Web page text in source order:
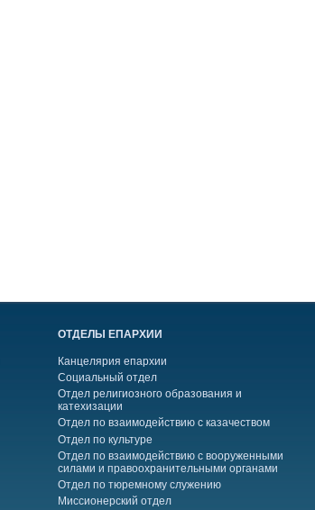
ОТДЕЛЫ ЕПАРХИИ
Канцелярия епархии
Социальный отдел
Отдел религиозного образования и
катехизации
Отдел по взаимодействию с казачеством
Отдел по культуре
Отдел по взаимодействию с вооруженными
силами и правоохранительными органами
Отдел по тюремному служению
Миссионерский отдел